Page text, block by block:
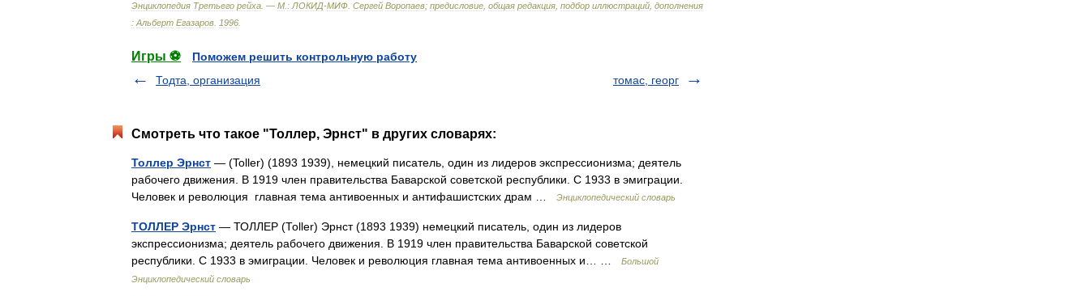
Энциклопедия Третьего рейха . — М : ЛОКИД-МИФ Сергей Воропаев; предисловие общая редакция подбор иллюстраций дополнения
: Альберт Егазаров 1996
Игры ⚽
Поможем решить контрольную работу
Тодта, организация
томас, георг
Смотреть что такое "Толлер, Эрнст" в других словарях:
Толлер Эрнст — (Toller) (1893 1939), немецкий писатель, один из лидеров экспрессионизма; деятель
рабочего движения. В 1919 член правительства Баварской советской республики. С 1933 в эмиграции.
Человек и революция главная тема антивоенных и антифашистских драм …
Энциклопедический словарь
ТОЛЛЕР Эрнст — ТОЛЛЕР (Тоller) Эрнст (1893 1939) немецкий писатель, один из лидеров
экспрессионизма; деятель рабочего движения. В 1919 член правительства Баварской советской
республики. С 1933 в эмиграции. Человек и революция главная тема антивоенных и… …
Большой
Энциклопедический словарь